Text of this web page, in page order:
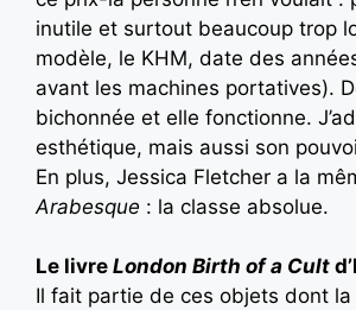
inutile et surtout beaucoup trop
modèle, le KHM, date des
avant les machines portatives).
bichonnée et elle fonctionne.
esthétique, mais aussi son
En plus, Jessica Fletcher a la
Arabesque : la classe absolue.
Le livre London Birth of a Cult
Il fait partie de ces objets dont